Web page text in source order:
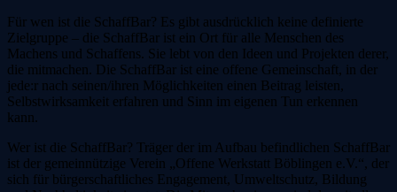
Für wen ist die SchaffBar? Es gibt ausdrücklich keine definierte
Zielgruppe – die SchaffBar ist ein Ort für alle Menschen des
Machens und Schaffens. Sie lebt von den Ideen und Projekten derer,
die mitmachen. Die SchaffBar ist eine offene Gemeinschaft, in der
jede:r nach seinen/ihren Möglichkeiten einen Beitrag leisten,
Selbstwirksamkeit erfahren und Sinn im eigenen Tun erkennen
kann.
Wer ist die SchaffBar? Träger der im Aufbau befindlichen SchaffBar
ist der gemeinnützige Verein „Offene Werkstatt Böblingen e.V.“, der
sich für bürgerschaftliches Engagement, Umweltschutz, Bildung